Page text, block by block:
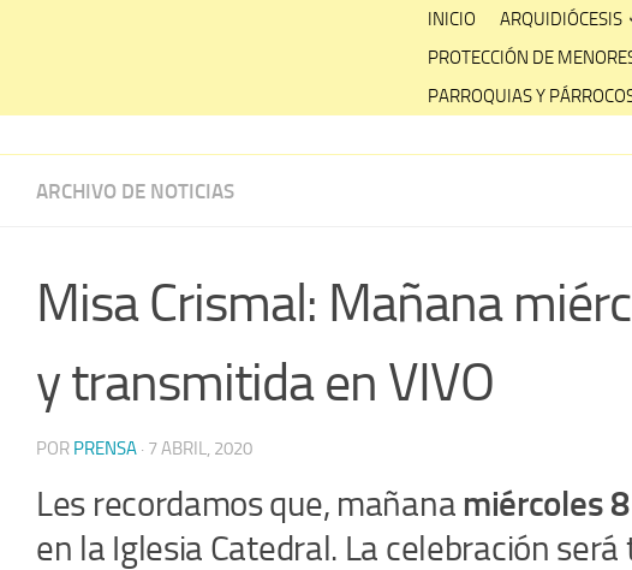
INICIO ARQUIDIÓCESIS
PROTECCIÓN DE
PARROQUIAS Y
ARCHIVO DE NOTICIAS
Misa Crismal: Mañana
y transmitida en VIVO
POR PRENSA · 7 ABRIL, 2020
Les recordamos que, mañana miércoles
en la Iglesia Catedral. La celebración